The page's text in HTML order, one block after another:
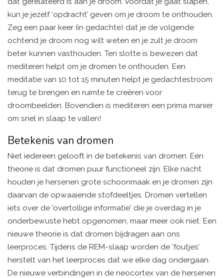
kun je jezelf ‘opdracht’ geven om je droom te onthouden.
Zeg een paar keer (in gedachte) dat je de volgende
ochtend je droom nog wilt weten en je zult je droom
beter kunnen vasthouden. Ten slotte is bewezen dat
mediteren helpt om je dromen te onthouden. Een
meditatie van 10 tot 15 minuten helpt je gedachtestroom
terug te brengen en ruimte te creëren voor
droombeelden. Bovendien is mediteren een prima manier
om snel in slaap te vallen!
Betekenis van dromen
Niet iedereen gelooft in de betekenis van dromen. Eén
theorie is dat dromen puur functioneel zijn. Elke nacht
houden je hersenen grote schoonmaak en je dromen zijn
daarvan de opwaaiende stofdeeltjes. Dromen vertellen
iets over de 'overtollige informatie' die je overdag in je
onderbewuste hebt opgenomen, maar meer ook niet. Een
nieuwe theorie is dat dromen bijdragen aan ons
leerproces. Tijdens de REM-slaap worden de ‘foutjes’
herstelt van het leerproces dat we elke dag ondergaan.
De nieuwe verbindingen in de neocortex van de hersenen